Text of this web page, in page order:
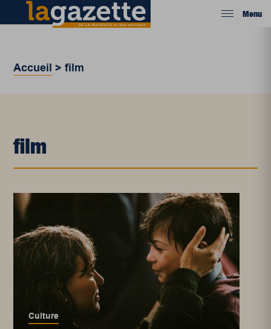
Menu
Accueil >film
film
Culture